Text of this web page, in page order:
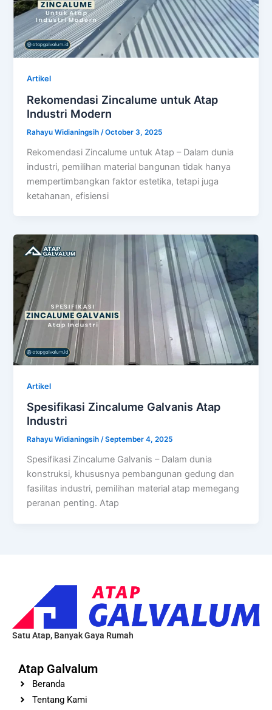
Artikel
Rekomendasi Zincalume untuk Atap
Industri Modern
Rahayu Widianingsih /October 3, 2025
Rekomendasi Zincalume untuk Atap – Dalam dunia
industri, pemilihan material bangunan tidak hanya
mempertimbangkan faktor estetika, tetapi juga
ketahanan, efisiensi
Artikel
Spesifikasi Zincalume Galvanis Atap
Industri
Rahayu Widianingsih/September 4, 2025
Spesifikasi Zincalume Galvanis – Dalam dunia
konstruksi, khususnya pembangunan gedung dan
fasilitas industri, pemilihan material atap memegang
peranan penting. Atap
Satu Atap, Banyak Gaya Rumah
Atap Galvalum
Beranda
Tentang Kami